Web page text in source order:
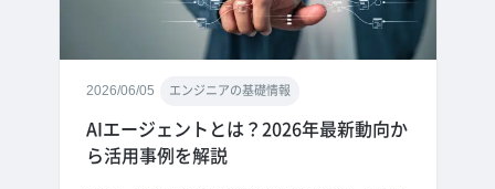
2026/06/05 エンジニアの基礎情報
AIエージェントとは？2026年最新動向か
ら活用事例を解説